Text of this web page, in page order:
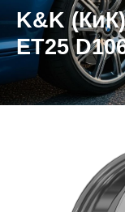
K&K
ET25